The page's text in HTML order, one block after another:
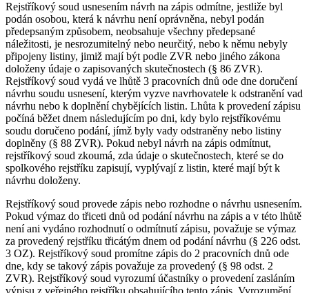
Rejstříkový soud usnesením návrh na zápis odmítne, jestliže byl
podán osobou, která k návrhu není oprávněna, nebyl podán
předepsaným způsobem, neobsahuje všechny předepsané
náležitosti, je nesrozumitelný nebo neurčitý, nebo k němu nebyly
připojeny listiny, jimiž mají být podle ZVR nebo jiného zákona
doloženy údaje o zapisovaných skutečnostech (§ 86 ZVR).
Rejstříkový soud vydá ve lhůtě 3 pracovních dnů ode dne doručení
návrhu soudu usnesení, kterým vyzve navrhovatele k odstranění vad
návrhu nebo k doplnění chybějících listin. Lhůta k provedení zápisu
počíná běžet dnem následujícím po dni, kdy bylo rejstříkovému
soudu doručeno podání, jímž byly vady odstraněny nebo listiny
doplněny (§ 88 ZVR). Pokud nebyl návrh na zápis odmítnut,
rejstříkový soud zkoumá, zda údaje o skutečnostech, které se do
spolkového rejstříku zapisují, vyplývají z listin, které mají být k
návrhu doloženy.
Rejstříkový soud provede zápis nebo rozhodne o návrhu usnesením.
Pokud výmaz do třiceti dnů od podání návrhu na zápis a v této lhůtě
není ani vydáno rozhodnutí o odmítnutí zápisu, považuje se výmaz
za provedený rejstříku třicátým dnem od podání návrhu (§ 226 odst.
3 OZ). Rejstříkový soud promítne zápis do 2 pracovních dnů ode
dne, kdy se takový zápis považuje za provedený (§ 98 odst. 2
ZVR). Rejstříkový soud vyrozumí účastníky o provedení zasláním